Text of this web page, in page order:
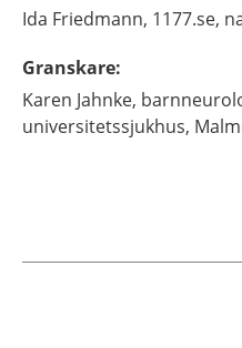
Ida Friedmann, 1177.se,
Granskare:
Karen Jahnke,
universitetssjukhus,